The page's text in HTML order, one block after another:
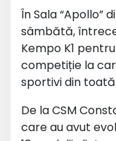
În Sala “Apollo”
sâmbătă,
Kempo K1
competiție la
sportivi din
De la CSM
care au avut